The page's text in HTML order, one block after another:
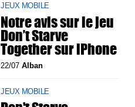
JEUX MOBILE
Notre avis sur le jeu
Don’t Starve
Together sur iPhone
22/07Alban
JEUX MOBILE